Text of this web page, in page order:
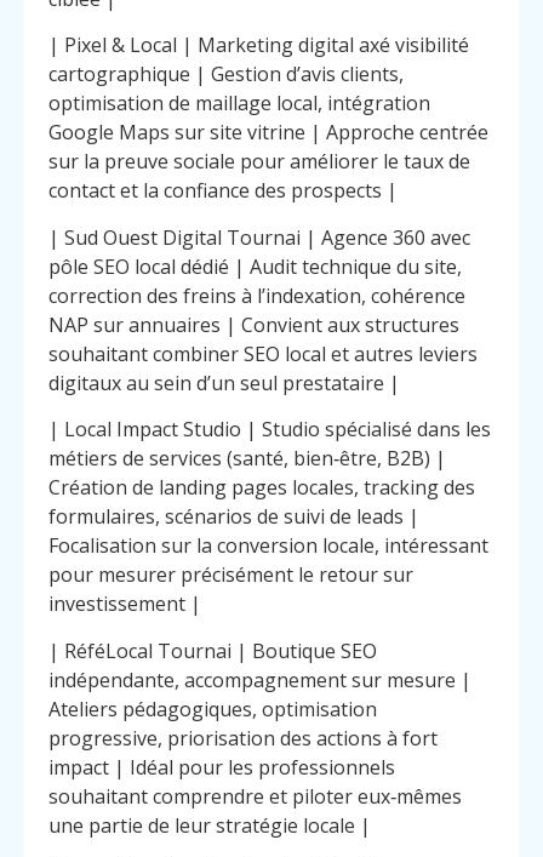
| Pixel & Local | Marketing digital axé visibilité
cartographique | Gestion d’avis clients,
optimisation de maillage local, intégration
Google Maps sur site vitrine | Approche centrée
sur la preuve sociale pour améliorer le taux de
contact et la confiance des prospects |
| Sud Ouest Digital Tournai | Agence 360 avec
pôle SEO local dédié | Audit technique du site,
correction des freins à l’indexation, cohérence
NAP sur annuaires | Convient aux structures
souhaitant combiner SEO local et autres leviers
digitaux au sein d’un seul prestataire |
| Local Impact Studio | Studio spécialisé dans les
métiers de services (santé, bien‑être, B2B) |
Création de landing pages locales, tracking des
formulaires, scénarios de suivi de leads |
Focalisation sur la conversion locale, intéressant
pour mesurer précisément le retour sur
investissement |
| RéféLocal Tournai | Boutique SEO
indépendante, accompagnement sur mesure |
Ateliers pédagogiques, optimisation
progressive, priorisation des actions à fort
impact | Idéal pour les professionnels
souhaitant comprendre et piloter eux‑mêmes
une partie de leur stratégie locale |